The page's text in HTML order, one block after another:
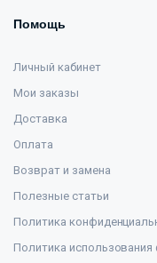
Помощь
Личный кабинет
Мои заказы
Доставка
Оплата
Возврат и замена
Полезные статьи
Политика
Политика